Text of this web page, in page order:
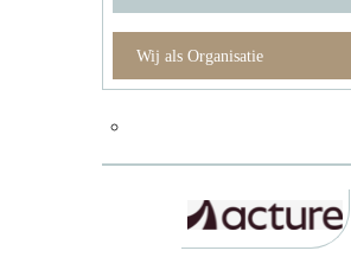
Wij als Organisatie